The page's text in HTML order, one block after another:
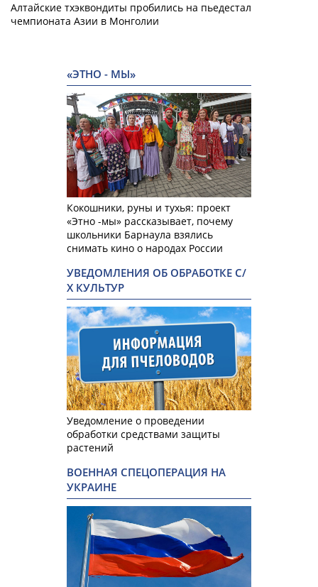
Алтайские тхэквондиты пробились на пьедестал
чемпионата Азии в Монголии
«ЭТНО - МЫ»
Кокошники, руны и тухья: проект
«Этно -мы» рассказывает, почему
школьники Барнаула взялись
снимать кино о народах России
УВЕДОМЛЕНИЯ ОБ ОБРАБОТКЕ С/
Х КУЛЬТУР
Уведомление о проведении
обработки средствами защиты
растений
ВОЕННАЯ СПЕЦОПЕРАЦИЯ НА
УКРАИНЕ